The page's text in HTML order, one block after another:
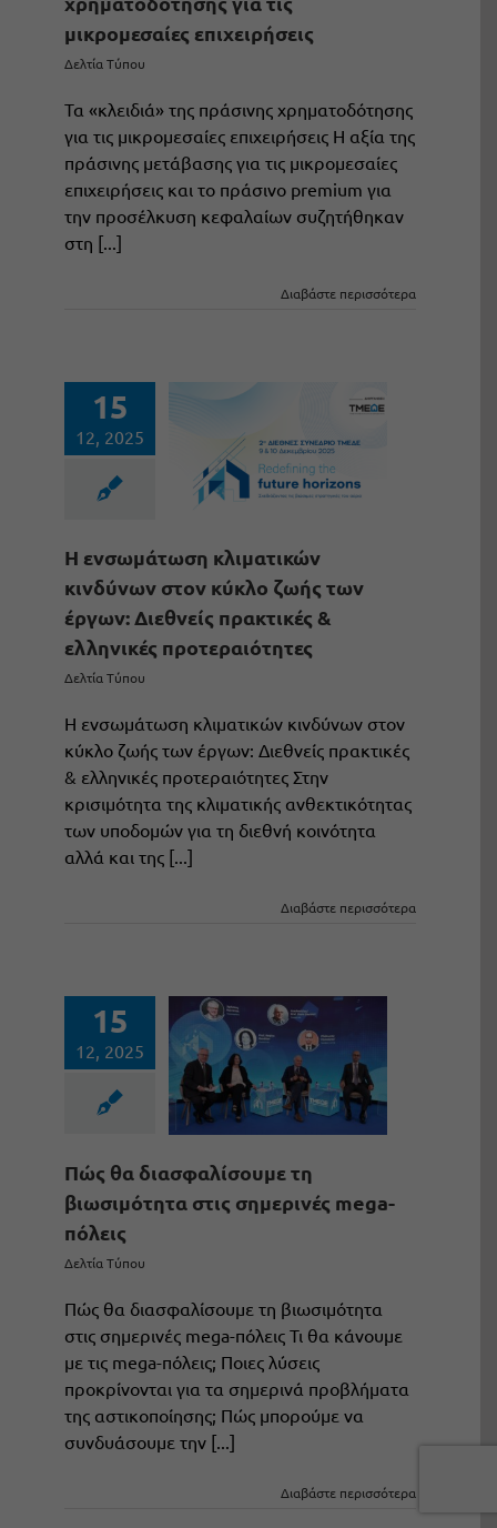
μικρομεσαίες επιχειρήσεις
Δελτία Τύπου
Τα «κλειδιά» της πράσινης χρηματοδότησης
για τις μικρομεσαίες επιχειρήσεις Η αξία της
πράσινης μετάβασης για τις μικρομεσαίες
επιχειρήσεις και το πράσινο premium για
την προσέλκυση κεφαλαίων συζητήθηκαν
στη [...]
Διαβάστε περισσότερα
15
12, 2025
Η ενσωμάτωση κλιματικών
κινδύνων στον κύκλο ζωής των
έργων: Διεθνείς πρακτικές &
ελληνικές προτεραιότητες
Δελτία Τύπου
Η ενσωμάτωση κλιματικών κινδύνων στον
κύκλο ζωής των έργων: Διεθνείς πρακτικές
& ελληνικές προτεραιότητες Στην
κρισιμότητα της κλιματικής ανθεκτικότητας
των υποδομών για τη διεθνή κοινότητα
αλλά και της [...]
Διαβάστε περισσότερα
15
12, 2025
Πώς θα διασφαλίσουμε τη
βιωσιμότητα στις σημερινές mega-
πόλεις
Δελτία Τύπου
Πώς θα διασφαλίσουμε τη βιωσιμότητα
στις σημερινές mega-πόλεις Τι θα κάνουμε
με τις mega-πόλεις; Ποιες λύσεις
προκρίνονται για τα σημερινά προβλήματα
της αστικοποίησης; Πώς μπορούμε να
συνδυάσουμε την [...]
Διαβάστε περισσότερα